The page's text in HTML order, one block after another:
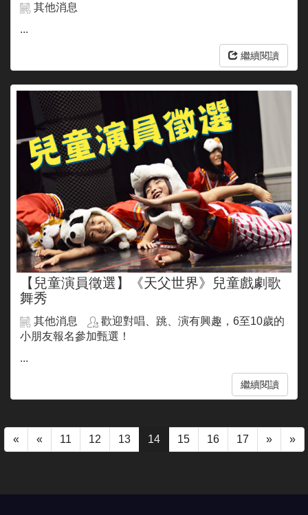
其他消息
...
繼續閱讀
【兒童演員徵選】《天父世界》兒童戲劇歌
舞秀
其他消息
歡迎對唱、跳、演有興趣，6至10歲的
小朋友報名參加甄選！
...
繼續閱讀
« « 11 12 13 14 15 16 17 » »